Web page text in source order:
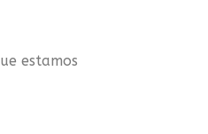
estamos